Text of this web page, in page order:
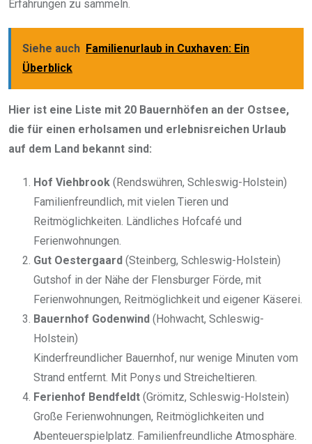
Erfahrungen zu sammeln.
Siehe auch Familienurlaub in Cuxhaven: Ein
Überblick
Hier ist eine Liste mit 20 Bauernhöfen an der Ostsee,
die für einen erholsamen und erlebnisreichen Urlaub
auf dem Land bekannt sind:
Hof Viehbrook (Rendswühren, Schleswig-Holstein)
Familienfreundlich, mit vielen Tieren und
Reitmöglichkeiten. Ländliches Hofcafé und
Ferienwohnungen.
Gut Oestergaard (Steinberg, Schleswig-Holstein)
Gutshof in der Nähe der Flensburger Förde, mit
Ferienwohnungen, Reitmöglichkeit und eigener Käserei.
Bauernhof Godenwind (Hohwacht, Schleswig-
Holstein)
Kinderfreundlicher Bauernhof, nur wenige Minuten vom
Strand entfernt. Mit Ponys und Streicheltieren.
Ferienhof Bendfeldt (Grömitz, Schleswig-Holstein)
Große Ferienwohnungen, Reitmöglichkeiten und
Abenteuerspielplatz. Familienfreundliche Atmosphäre.